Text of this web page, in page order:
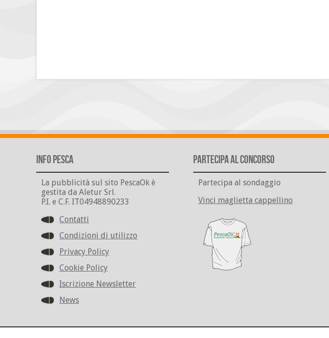
Info Pesca
La pubblicità sul sito PescaOk è
gestita da Aletur Srl.
P.I. e C.F. IT04948890233
Contatti
Condizioni di utilizzo
Privacy Policy
Cookie Policy
Iscrizione Newsletter
News
Partecipa al Concorso
Partecipa al sondaggio
Vinci maglietta cappellino